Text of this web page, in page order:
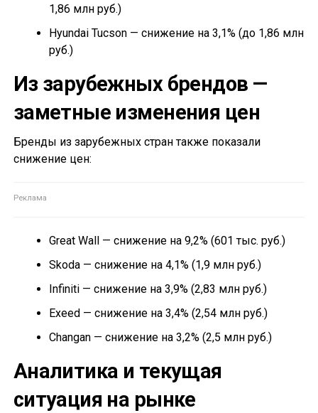
1,86 млн руб.)
Hyundai Tucson — снижение на 3,1% (до 1,86 млн
руб.)
Из зарубежных брендов —
заметные изменения цен
Бренды из зарубежных стран также показали
снижение цен:
Great Wall — снижение на 9,2% (601 тыс. руб.)
Skoda — снижение на 4,1% (1,9 млн руб.)
Infiniti — снижение на 3,9% (2,83 млн руб.)
Exeed — снижение на 3,4% (2,54 млн руб.)
Changan — снижение на 3,2% (2,5 млн руб.)
Аналитика и текущая
ситуация на рынке